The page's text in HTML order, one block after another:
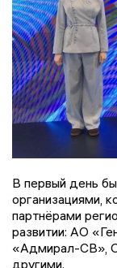
В первый день
организациями,
партнёрами
развитии: АО
«Адмирал-СВ»,
другими.